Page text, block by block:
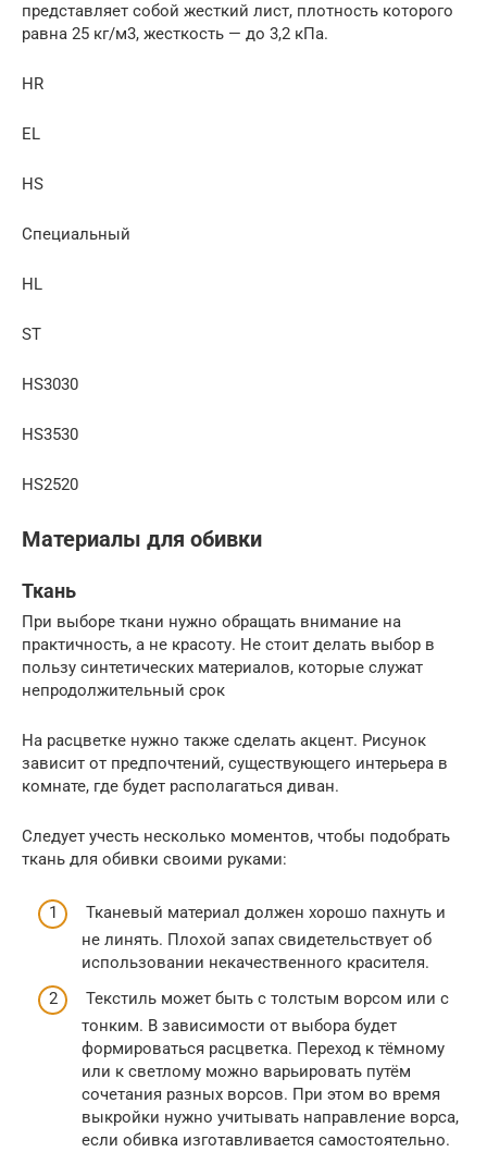
представляет собой жесткий лист, плотность которого
равна 25 кг/м3, жесткость — до 3,2 кПа.
HR
EL
HS
Специальный
HL
ST
HS3030
HS3530
HS2520
Материалы для обивки
Ткань
При выборе ткани нужно обращать внимание на
практичность, а не красоту. Не стоит делать выбор в
пользу синтетических материалов, которые служат
непродолжительный срок
На расцветке нужно также сделать акцент. Рисунок
зависит от предпочтений, существующего интерьера в
комнате, где будет располагаться диван.
Следует учесть несколько моментов, чтобы подобрать
ткань для обивки своими руками:
Тканевый материал должен хорошо пахнуть и
не линять. Плохой запах свидетельствует об
использовании некачественного красителя.
Текстиль может быть с толстым ворсом или с
тонким. В зависимости от выбора будет
формироваться расцветка. Переход к тёмному
или к светлому можно варьировать путём
сочетания разных ворсов. При этом во время
выкройки нужно учитывать направление ворса,
если обивка изготавливается самостоятельно.